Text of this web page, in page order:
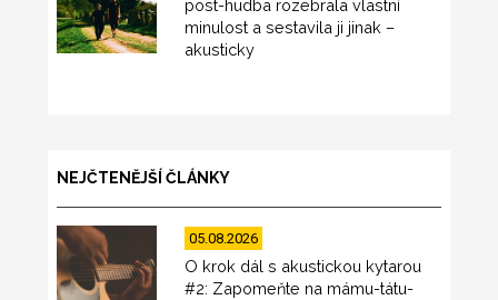
post-hudba rozebrala vlastní
minulost a sestavila ji jinak –
akusticky
NEJČTENĚJŠÍ ČLÁNKY
05.08.2026
O krok dál s akustickou kytarou
#2: Zapomeňte na mámu-tátu-